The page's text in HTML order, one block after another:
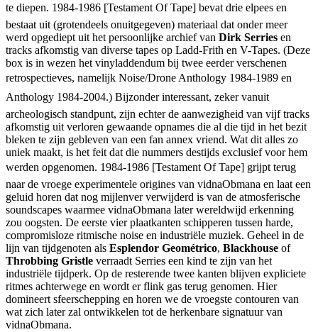
te diepen. 1984-1986 [Testament Of Tape] bevat drie elpees en
bestaat uit (grotendeels onuitgegeven) materiaal dat onder meer
werd opgediept uit het persoonlijke archief van Dirk Serries en
tracks afkomstig van diverse tapes op Ladd-Frith en V-Tapes. (Deze
box is in wezen het vinyladdendum bij twee eerder verschenen
retrospectieves, namelijk Noise/Drone Anthology 1984-1989 en
Anthology 1984-2004.) Bijzonder interessant, zeker vanuit
archeologisch standpunt, zijn echter de aanwezigheid van vijf tracks
afkomstig uit verloren gewaande opnames die al die tijd in het bezit
bleken te zijn gebleven van een fan annex vriend. Wat dit alles zo
uniek maakt, is het feit dat die nummers destijds exclusief voor hem
werden opgenomen. 1984-1986 [Testament Of Tape] grijpt terug
naar de vroege experimentele origines van vidnaObmana en laat een
geluid horen dat nog mijlenver verwijderd is van de atmosferische
soundscapes waarmee vidnaObmana later wereldwijd erkenning
zou oogsten. De eerste vier plaatkanten schipperen tussen harde,
compromisloze ritmische noise en industriële muziek. Geheel in de
lijn van tijdgenoten als Esplendor Geométrico, Blackhouse of
Throbbing Gristle verraadt Serries een kind te zijn van het
industriële tijdperk. Op de resterende twee kanten blijven expliciete
ritmes achterwege en wordt er flink gas terug genomen. Hier
domineert sfeerschepping en horen we de vroegste contouren van
wat zich later zal ontwikkelen tot de herkenbare signatuur van
vidnaObmana.